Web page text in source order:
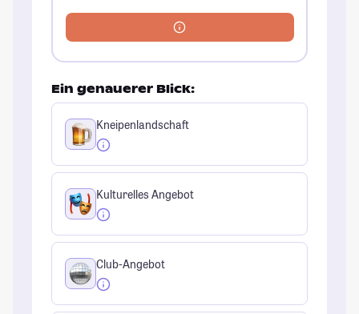
Ein genauerer Blick:
Kneipenlandschaft
Kulturelles Angebot
Club-Angebot